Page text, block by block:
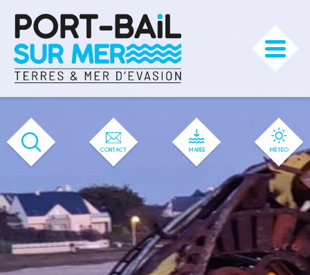
CONTACT MARÉE MÉTÉO